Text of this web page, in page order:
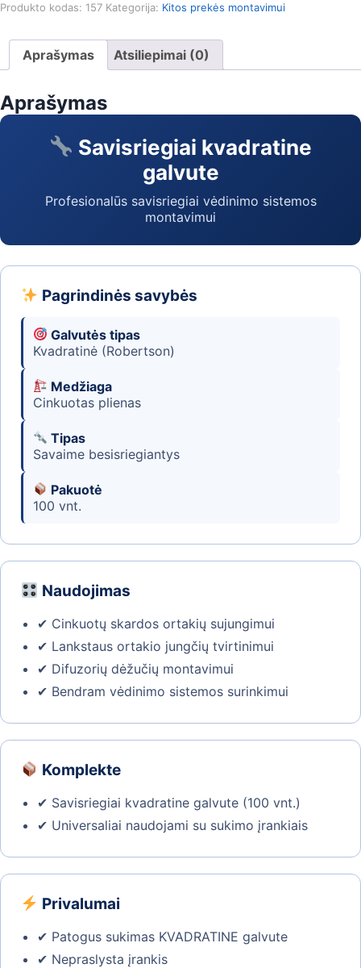
galvute
Produkto kodas: 157 Kategorija: Kitos prekės montavimui
Aprašymas Atsiliepimai (0)
Aprašymas
Savisriegiai kvadratine
galvute
Profesionalūs savisriegiai vėdinimo sistemos
montavimui
Pagrindinės savybės
Galvutės tipas
Kvadratinė (Robertson)
Medžiaga
Cinkuotas plienas
Tipas
Savaime besisriegiantys
Pakuotė
100 vnt.
Naudojimas
✔ Cinkuotų skardos ortakių sujungimui
✔ Lankstaus ortakio jungčių tvirtinimui
✔ Difuzorių dėžučių montavimui
✔ Bendram vėdinimo sistemos surinkimui
Komplekte
✔ Savisriegiai kvadratine galvute (100 vnt.)
✔ Universaliai naudojami su sukimo įrankiais
Privalumai
✔ Patogus sukimas KVADRATINE galvute
✔ Nepraslysta įrankis